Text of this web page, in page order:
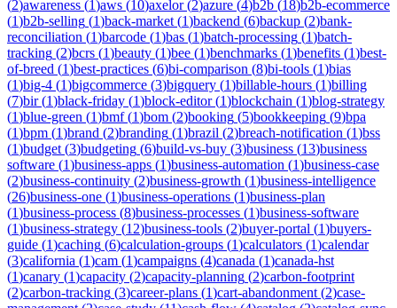
(2)awareness (1)aws (10)axelor(2)azure (4)b2b (18)b2b-ecommerce
(1)b2b-selling (1)back-market (1)backend (6)backup (2)bank-
reconciliation (1)barcode (1)bas (1)batch-processing (1)batch-
tracking (2)bcrs (1)beauty (1)bee (1)benchmarks (1)benefits (1)best-
of-breed (1)best-practices (6)bi-comparison (8)bi-tools (1)bias
(1)big-4 (1)bigcommerce (3)bigquery (1)billable-hours (1)billing
(7)bir(1)black-friday (1)block-editor(1)blockchain (1)blog-strategy
(1)blue-green (1)bmf(1)bom (2)booking (5)bookkeeping (9)bpa
(1)bpm (1)brand (2)branding (1)brazil (2)breach-notification (1)bss
(1)budget (3)budgeting (6)build-vs-buy (3)business (13)business
software (1)business-apps (1)business-automation (1)business-case
(2)business-continuity (2)business-growth (1)business-intelligence
(26)business-one (1)business-operations (1)business-plan
(1)business-process (8)business-processes (1)business-software
(1)business-strategy (12)business-tools (2)buyer-portal (1)buyers-
guide (1)caching (6)calculation-groups (1)calculators (1)calendar
(3)california (1)cam (1)campaigns (4)canada (1)canada-hst
(1)canary (1)capacity (2)capacity-planning (2)carbon-footprint
(2)carbon-tracking (3)career-plans (1)cart-abandonment (2)case-